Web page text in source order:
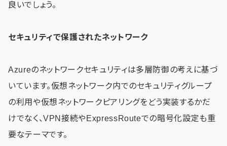
良いでしょう。
セキュリティで保護されたネットワーク
Azureのネットワークセキュリティは多層防御の考えに基づ
いています。仮想ネットワーク内でのセキュリティグループ
の利用や仮想ネットワークピアリングをどう実装するかだ
けでなく、VPN接続やExpressRouteでの暗号化設定も重
要なテーマです。